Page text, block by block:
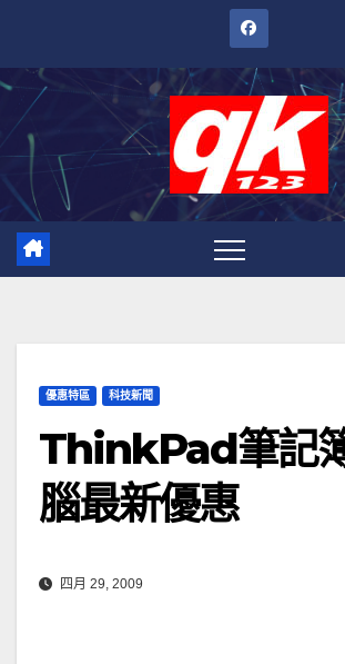
內
優惠特區 科技新聞
ThinkPad筆記
腦最新優惠
四月 29, 2009